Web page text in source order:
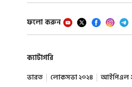
ফলো করুন
ক্যাটাগরি
ভারত
লোকসভা ২০২৪ আইপিএল